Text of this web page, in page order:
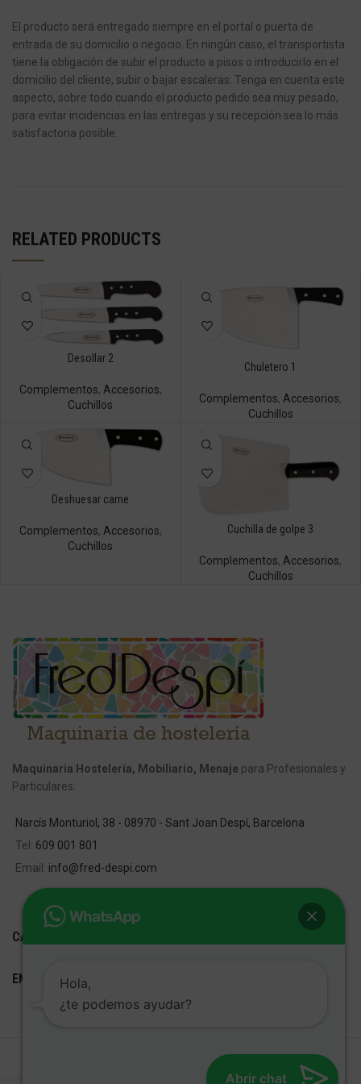
El producto será entregado siempre en el portal o puerta de
entrada de su domicilio o negocio. En ningún caso, el transportista
tiene la obligación de subir el producto a pisos o introducirlo en el
domicilio del cliente, subir o bajar escaleras. Tenga en cuenta este
aspecto, sobre todo cuando el producto pedido sea muy pesado,
para evitar incidencias en las entregas y su recepción sea lo más
satisfactoria posible.
RELATED PRODUCTS
Desollar 2
Complementos, Accesorios,
Cuchillos
Chuletero 1
Complementos, Accesorios,
Cuchillos
Deshuesar carne
Complementos, Accesorios,
Cuchillos
Cuchilla de golpe 3
Complementos,Accesorios,
Cuchillos
Maquinaria Hostelería, Mobiliario, Menaje para Profesionales y
Particulares.
Narcís Monturiol, 38 - 08970 - Sant Joan Despí, Barcelona
Tel: 609 001 801
Email: info@fred-despi.com
CATEGORIAS
ENLACES ÚTILES
Abrir chat
Hola,
¿te podemos ayudar?